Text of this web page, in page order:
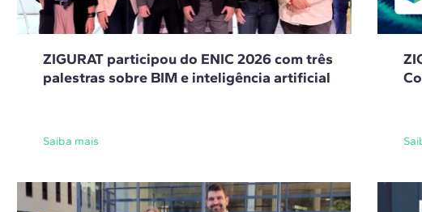
ZIGURAT participou do ENIC 2026 com três
palestras sobre BIM e inteligência artificial
Saiba mais